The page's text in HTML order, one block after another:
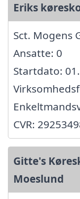
Eriks
Sct. Mogens
Ansatte: 0
Startdato:
CVR:
Gitte's
Moeslund